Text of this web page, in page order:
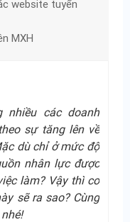
website tuyển
MXH
nhiều các doanh
sự tăng lên về
dù chỉ ở mức độ
nhân lực được
làm? Vậy thì cơ
sẽ ra sao? Cùng